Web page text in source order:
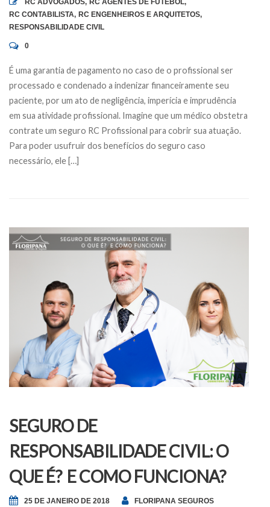
RC ADVOGADOS, RC AGENTES DE FUTEBOL,
RC CONTABILISTA, RC ENGENHEIROS E ARQUITETOS,
RESPONSABILIDADE CIVIL
0
É uma garantia de pagamento no caso de o profissional ser
processado e condenado a indenizar financeiramente seu
paciente, por um ato de negligência, imperícia e imprudência
em sua atividade profissional. Imagine que um médico obstetra
contrate um seguro RC Profissional para cobrir sua atuação.
Para poder usufruir dos benefícios do seguro caso
necessário, ele […]
SEGURO DE
RESPONSABILIDADE CIVIL: O
QUE É? E COMO FUNCIONA?
25 DE JANEIRO DE 2018 FLORIPANA SEGUROS